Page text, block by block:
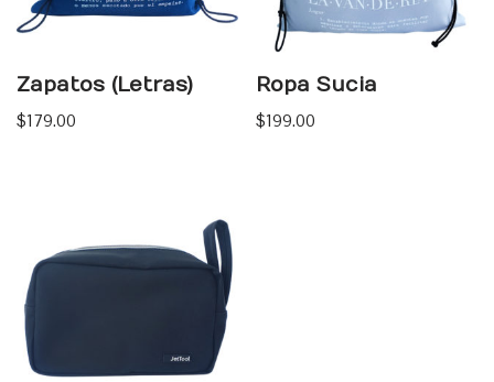
Zapatos (Letras)
$179.00
Ropa Sucia
$199.00